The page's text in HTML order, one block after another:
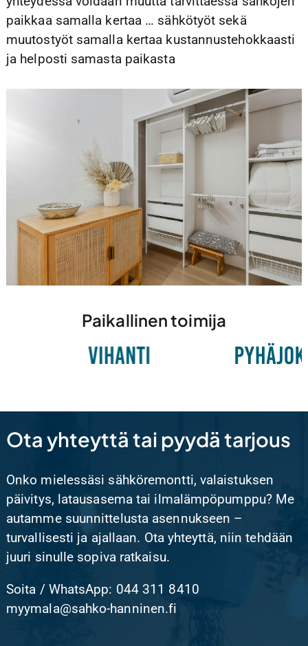
paikkaa samalla kertaa … sähkötyöt sekä
muutostyöt samalla kertaa kustannustehokkaasti
ja helposti samasta paikasta
Paikallinen toimija
Ota yhteyttä tai pyydä tarjous
Onko mielessäsi sähköremontti, valaistuksen
päivitys, latausasema tai ilmalämpöpumppu? Me
autamme suunnittelusta asennukseen –
turvallisesti ja ajallaan. Ota yhteyttä, niin tehdään
juuri sinulle sopiva ratkaisu.
Soita / WhatsApp: 044 311 8410
myymala@sahko-hanninen.fi